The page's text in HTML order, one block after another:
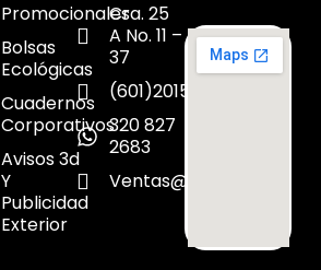
Promocionales
Bolsas
Ecológicas
Cuadernos
Corporativos
Avisos 3d
Y
Publicidad
Exterior
Cra. 25
A No. 11 –
37
(601)2015300
320 827
2683
Ventas@dicoes.co